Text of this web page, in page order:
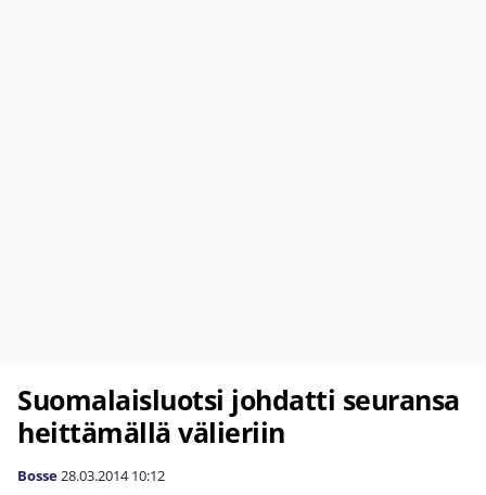
Suomalaisluotsi johdatti seuransa
heittämällä välieriin
Bosse28.03.2014 10:12